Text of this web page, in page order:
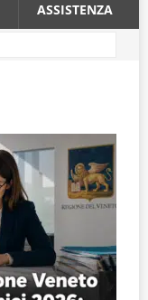
ASSISTENZA